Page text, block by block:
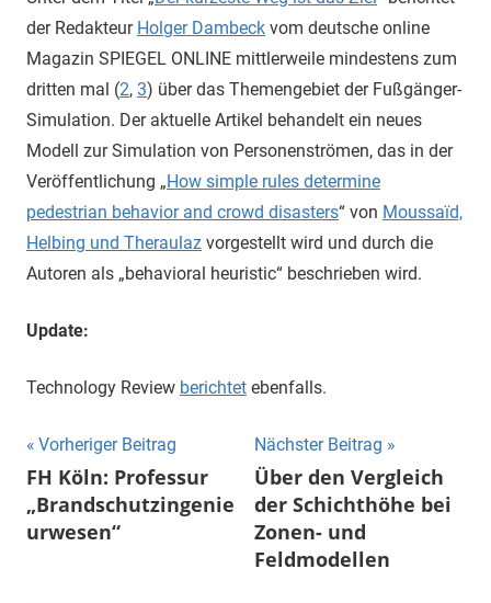
der Redakteur Holger Dambeck vom deutsche online
Magazin SPIEGEL ONLINE mittlerweile mindestens zum
dritten mal (2, 3) über das Themengebiet der Fußgänger-
Simulation. Der aktuelle Artikel behandelt ein neues
Modell zur Simulation von Personenströmen, das in der
Veröffentlichung „How simple rules determine
pedestrian behavior and crowd disasters“ von Moussaïd,
Helbing und Theraulaz vorgestellt wird und durch die
Autoren als „behavioral heuristic“ beschrieben wird.
Update:
Technology Review berichtet ebenfalls.
Beitragsnavigation
Vorheriger Beitrag
FH Köln: Professur
„Brandschutzingenie
urwesen“
Nächster Beitrag
Über den Vergleich
der Schichthöhe bei
Zonen- und
Feldmodellen